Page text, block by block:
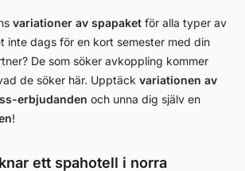
variationer av spapaket för alla typer av
inte dags för en kort semester med din
De som söker avkoppling kommer
de söker här. Upptäck variationen av
erbjudanden och unna dig själv en
!
ett spahotell i norra